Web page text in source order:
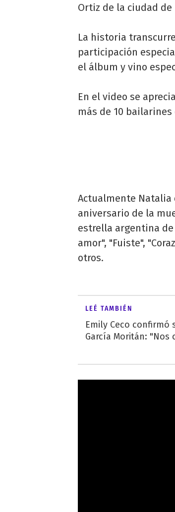
Ortiz de la ciudad de
La historia
participación
el álbum y vino
En el video se
más de 10
Actualmente Natalia
aniversario de la
estrella argentina
amor", "Fuiste",
otros.
LEÉ TAMBIÉN
Emily Ceco confirmó
García Moritán: "Nos